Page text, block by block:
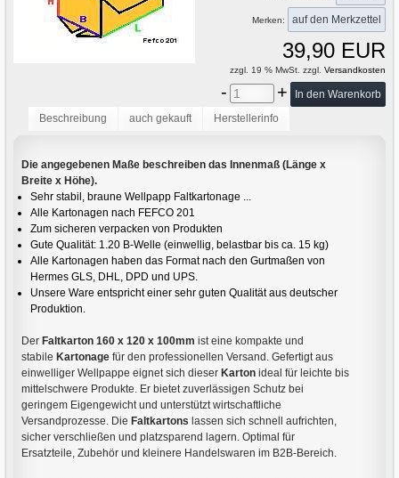
Merken:
39,90 EUR
zzgl. 19 % MwSt. zzgl. Versandkosten
- +
Beschreibung auch gekauft Herstellerinfo
Die angegebenen Maße beschreiben das Innenmaß (Länge x
Breite x Höhe).
Sehr stabil, braune Wellpapp Faltkartonage ...
Alle Kartonagen nach FEFCO 201
Zum sicheren verpacken von Produkten
Gute Qualität: 1.20 B-Welle (einwellig, belastbar bis ca. 15 kg)
Alle Kartonagen haben das Format nach den Gurtmaßen von
Hermes GLS, DHL, DPD und UPS.
Unsere Ware entspricht einer sehr guten Qualität aus deutscher
Produktion.
Der Faltkarton 160 x 120 x 100mm ist eine kompakte und
stabile Kartonagefür den professionellen Versand. Gefertigt aus
einwelliger Wellpappe eignet sich dieser Kartonideal für leichte bis
mittelschwere Produkte. Er bietet zuverlässigen Schutz bei
geringem Eigengewicht und unterstützt wirtschaftliche
Versandprozesse. Die Faltkartons lassen sich schnell aufrichten,
sicher verschließen und platzsparend lagern. Optimal für
Ersatzteile, Zubehör und kleinere Handelswaren im B2B-Bereich.